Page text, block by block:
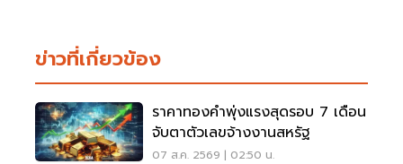
ข่าวที่เกี่ยวข้อง
ราคาทองคำพุ่งแรงสุดรอบ 7 เดือน
จับตาตัวเลขจ้างงานสหรัฐ
07 ส.ค. 2569 | 02:50 น.